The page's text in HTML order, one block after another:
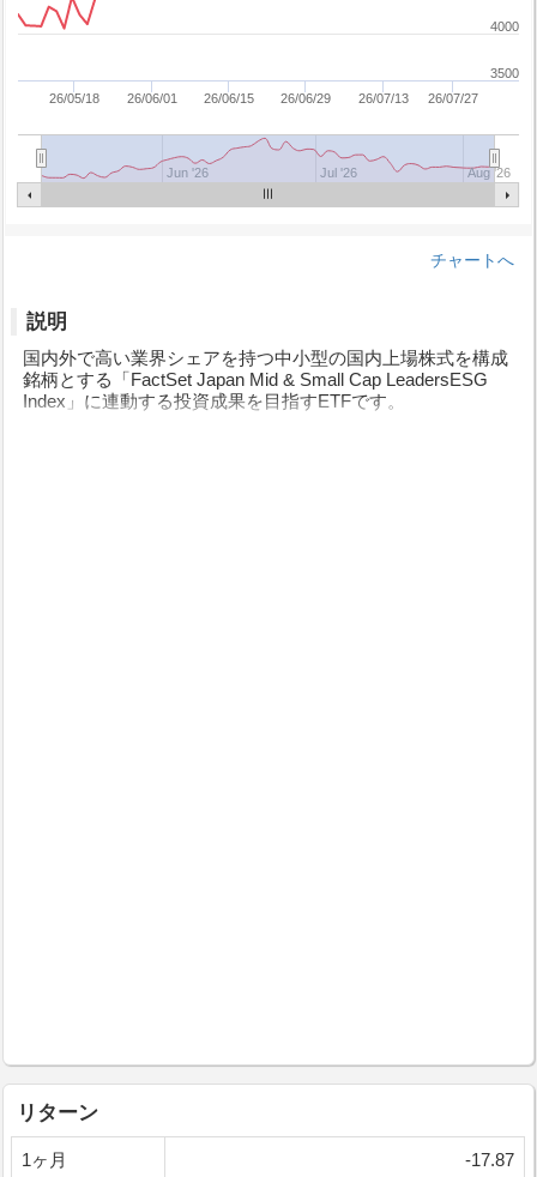
26/05/18 26/06/01 26/06/15 26/06/29 26/07/13 26/07/27
Jun '26 Jul '26 Aug '26
3500
4000
チャートへ
説明
国内外で高い業界シェアを持つ中小型の国内上場株式を構成
銘柄とする「FactSet Japan Mid & Small Cap LeadersESG
Index」に連動する投資成果を目指すETFです。
リターン
1ヶ月 -17.87